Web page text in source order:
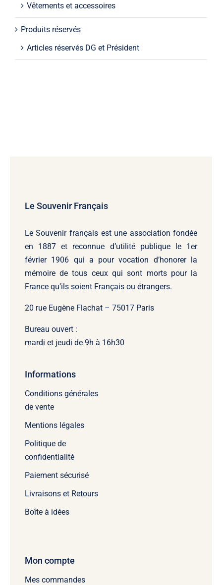
Vêtements et accessoires
Produits réservés
Articles réservés DG et Président
Le Souvenir Français
Le Souvenir français est une association fondée
en 1887 et reconnue d’utilité publique le 1er
février 1906 qui a pour vocation d’honorer la
mémoire de tous ceux qui sont morts pour la
France qu’ils soient Français ou étrangers.
20 rue Eugène Flachat – 75017 Paris
Bureau ouvert :
mardi et jeudi de 9h à 16h30
Informations
Conditions générales
de vente
Mentions légales
Politique de
confidentialité
Paiement sécurisé
Livraisons et Retours
Boîte à idées
Mon compte
Mes commandes